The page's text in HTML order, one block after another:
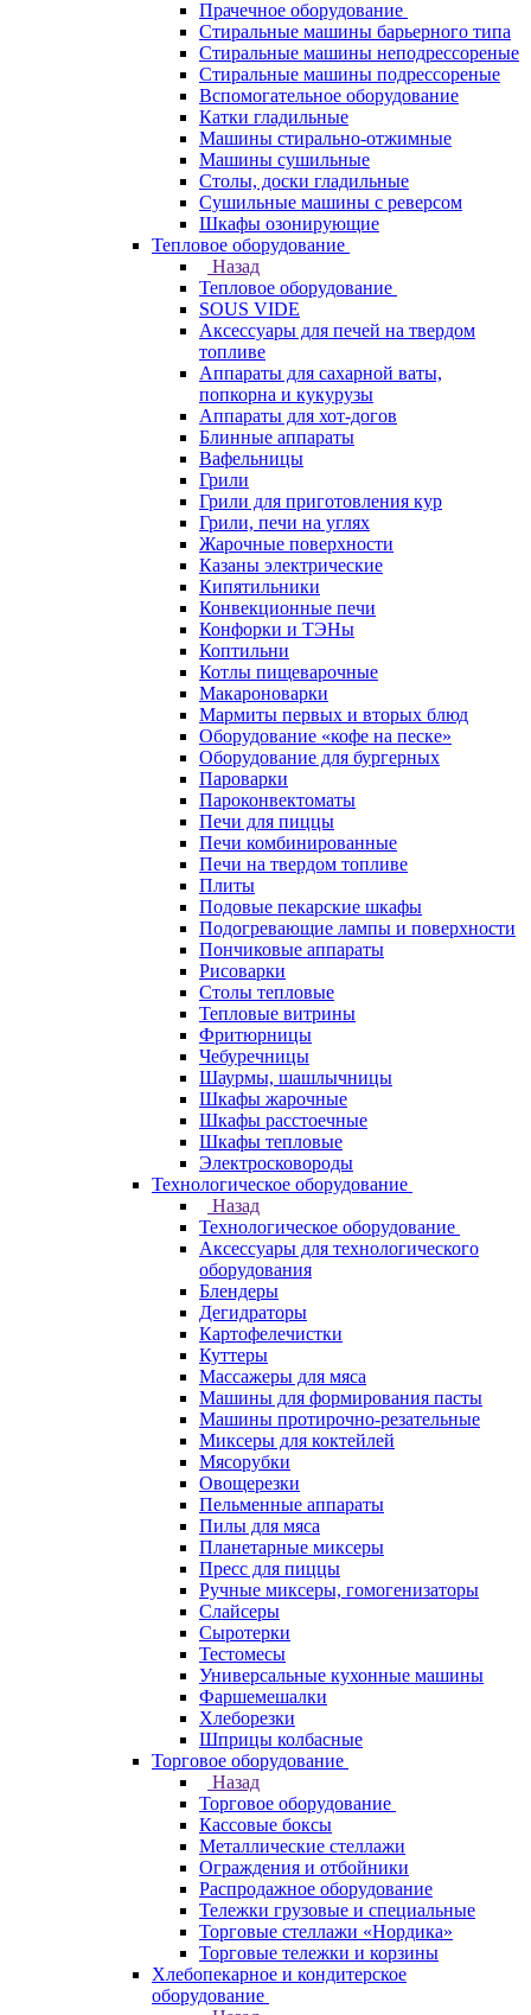
Прачечное оборудование
Cтиральные машины барьерного типа
Cтиральные машины неподрессореные
Cтиральные машины подрессореные
Вспомогательное оборудование
Катки гладильные
Машины стирально-отжимные
Машины сушильные
Столы, доски гладильные
Сушильные машины с реверсом
Шкафы озонирующие
Тепловое оборудование
Назад
Тепловое оборудование
SOUS VIDE
Аксессуары для печей на твердом
топливе
Аппараты для сахарной ваты,
попкорна и кукурузы
Аппараты для хот-догов
Блинные аппараты
Вафельницы
Грили
Грили для приготовления кур
Грили, печи на углях
Жарочные поверхности
Казаны электрические
Кипятильники
Конвекционные печи
Конфорки и ТЭНы
Коптильни
Котлы пищеварочные
Макароноварки
Мармиты первых и вторых блюд
Оборудование «кофе на песке»
Оборудование для бургерных
Пароварки
Пароконвектоматы
Печи для пиццы
Печи комбинированные
Печи на твердом топливе
Плиты
Подовые пекарские шкафы
Подогревающие лампы и поверхности
Пончиковые аппараты
Рисоварки
Столы тепловые
Тепловые витрины
Фритюрницы
Чебуречницы
Шаурмы, шашлычницы
Шкафы жарочные
Шкафы расстоечные
Шкафы тепловые
Электросковороды
Технологическое оборудование
Назад
Технологическое оборудование
Аксессуары для технологического
оборудования
Блендеры
Дегидраторы
Картофелечистки
Куттеры
Массажеры для мяса
Машины для формирования пасты
Машины протирочно-резательные
Миксеры для коктейлей
Мясорубки
Овощерезки
Пельменные аппараты
Пилы для мяса
Планетарные миксеры
Пресс для пиццы
Ручные миксеры, гомогенизаторы
Слайсеры
Сыротерки
Тестомесы
Универсальные кухонные машины
Фаршемешалки
Хлеборезки
Шприцы колбасные
Торговое оборудование
Назад
Торговое оборудование
Кассовые боксы
Металлические стеллажи
Ограждения и отбойники
Распродажное оборудование
Тележки грузовые и специальные
Торговые стеллажи «Нордика»
Торговые тележки и корзины
Хлебопекарное и кондитерское
оборудование